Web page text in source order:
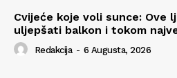
Cvijeće koje voli sunce: Ove
uljepšati balkon i tokom
Redakcija - 6 Augusta, 2026